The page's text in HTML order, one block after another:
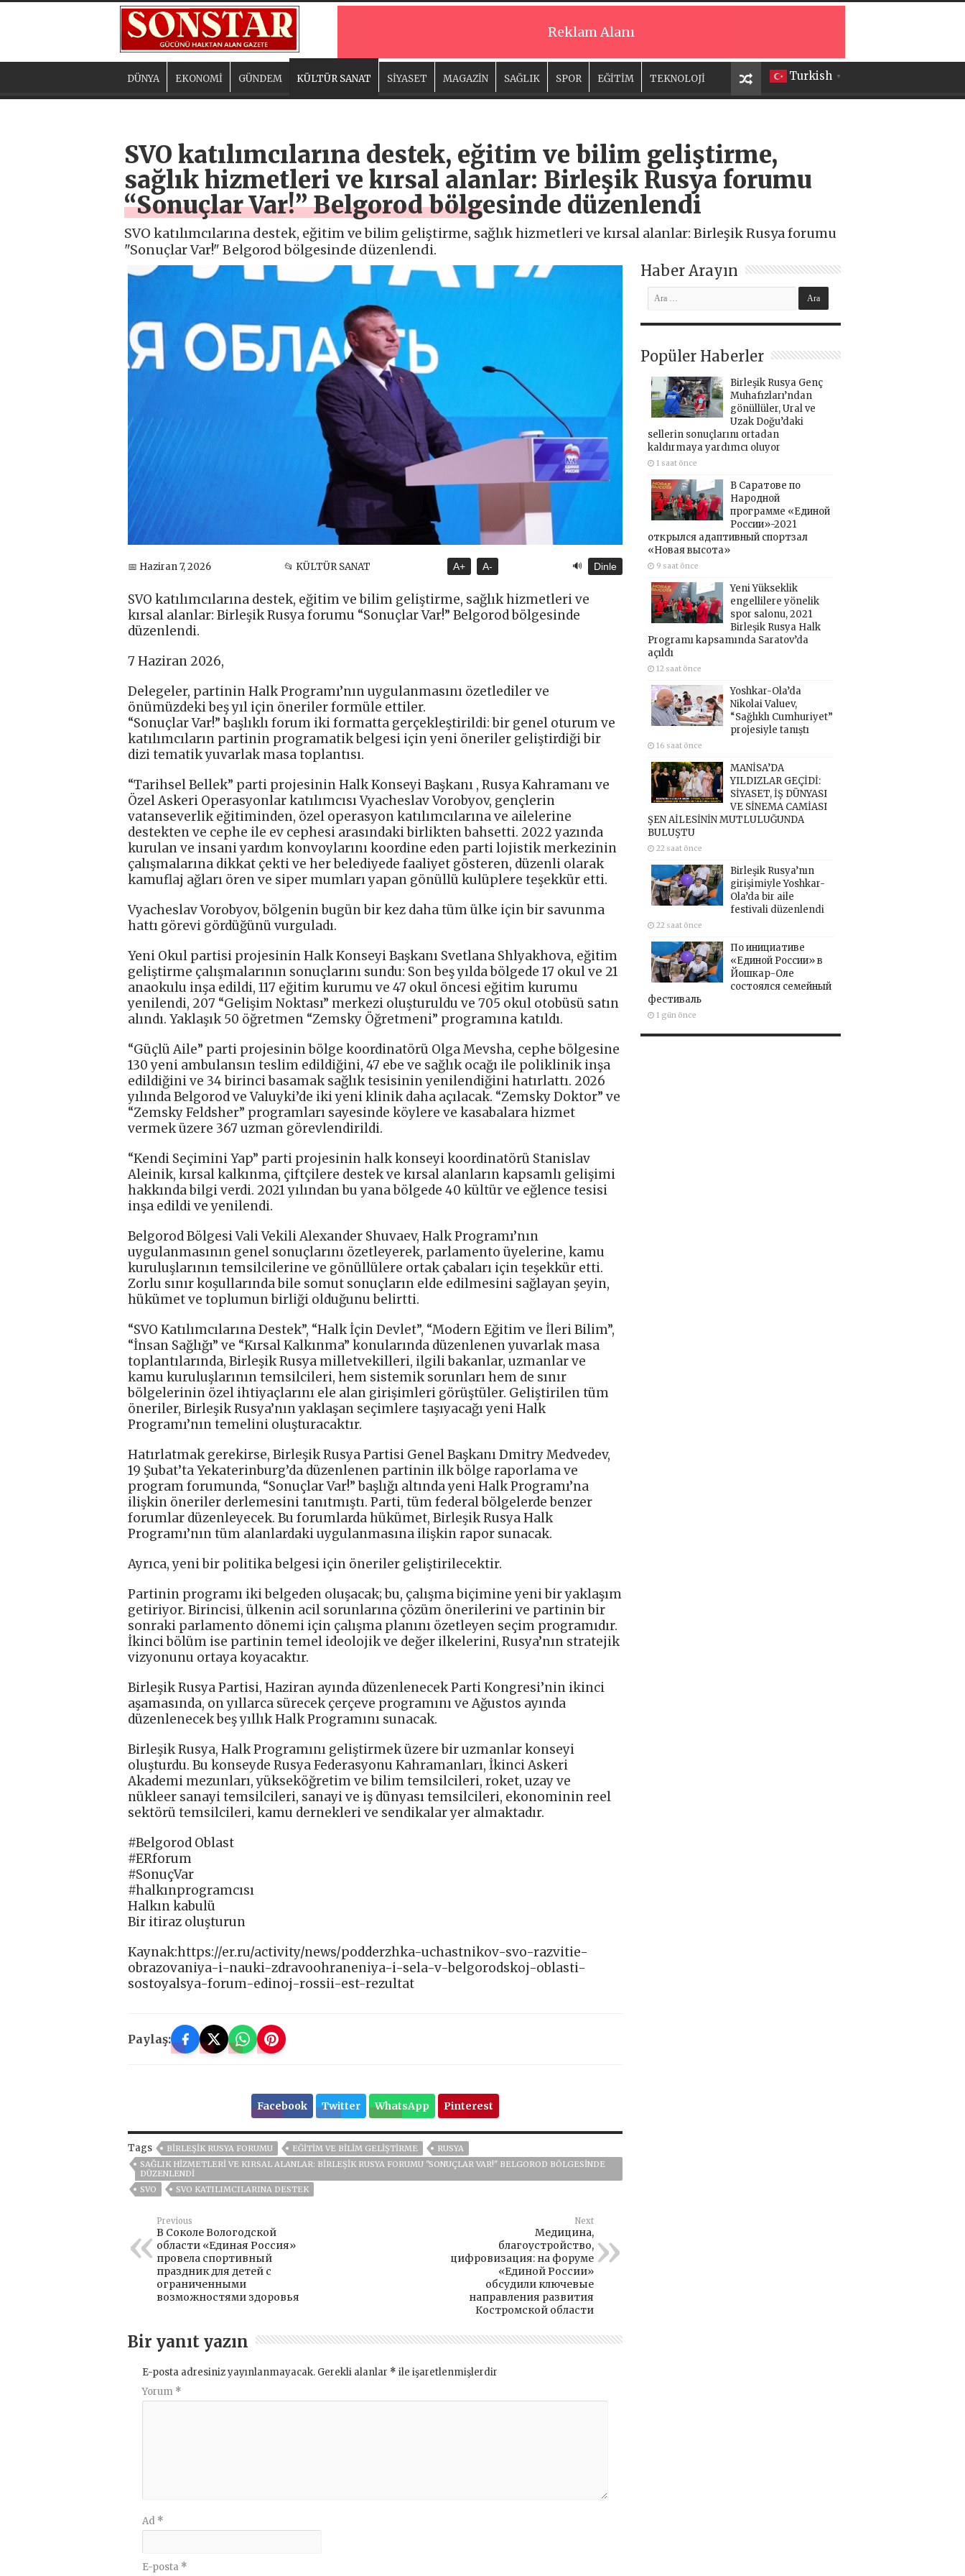
Reklam Alanı
Turkish ▼
DÜNYA EKONOMİ GÜNDEM KÜLTÜR SANAT SİYASET MAGAZİN SAĞLIK SPOR EĞİTİM TEKNOLOJİ
SVO katılımcılarına destek, eğitim ve bilim geliştirme,
sağlık hizmetleri ve kırsal alanlar: Birleşik Rusya forumu
“Sonuçlar Var!” Belgorod bölgesinde düzenlendi
SVO katılımcılarına destek, eğitim ve bilim geliştirme, sağlık hizmetleri ve kırsal alanlar: Birleşik Rusya forumu
"Sonuçlar Var!" Belgorod bölgesinde düzenlendi.
📅 Haziran 7, 2026 📂 KÜLTÜR SANAT A+ A- 🔊 Dinle
SVO katılımcılarına destek, eğitim ve bilim geliştirme, sağlık hizmetleri ve
kırsal alanlar: Birleşik Rusya forumu “Sonuçlar Var!” Belgorod bölgesinde
düzenlendi.
7 Haziran 2026,
Delegeler, partinin Halk Programı’nın uygulanmasını özetlediler ve
önümüzdeki beş yıl için öneriler formüle ettiler.
“Sonuçlar Var!” başlıklı forum iki formatta gerçekleştirildi: bir genel oturum ve
katılımcıların partinin programatik belgesi için yeni öneriler geliştirdiği bir
dizi tematik yuvarlak masa toplantısı.
“Tarihsel Bellek” parti projesinin Halk Konseyi Başkanı , Rusya Kahramanı ve
Özel Askeri Operasyonlar katılımcısı Vyacheslav Vorobyov, gençlerin
vatanseverlik eğitiminden, özel operasyon katılımcılarına ve ailelerine
destekten ve cephe ile ev cephesi arasındaki birlikten bahsetti. 2022 yazında
kurulan ve insani yardım konvoylarını koordine eden parti lojistik merkezinin
çalışmalarına dikkat çekti ve her belediyede faaliyet gösteren, düzenli olarak
kamuflaj ağları ören ve siper mumları yapan gönüllü kulüplere teşekkür etti.
Vyacheslav Vorobyov, bölgenin bugün bir kez daha tüm ülke için bir savunma
hattı görevi gördüğünü vurguladı.
Yeni Okul partisi projesinin Halk Konseyi Başkanı Svetlana Shlyakhova, eğitim
geliştirme çalışmalarının sonuçlarını sundu: Son beş yılda bölgede 17 okul ve 21
anaokulu inşa edildi, 117 eğitim kurumu ve 47 okul öncesi eğitim kurumu
yenilendi, 207 “Gelişim Noktası” merkezi oluşturuldu ve 705 okul otobüsü satın
alındı. Yaklaşık 50 öğretmen “Zemsky Öğretmeni” programına katıldı.
“Güçlü Aile” parti projesinin bölge koordinatörü Olga Mevsha, cephe bölgesine
130 yeni ambulansın teslim edildiğini, 47 ebe ve sağlık ocağı ile poliklinik inşa
edildiğini ve 34 birinci basamak sağlık tesisinin yenilendiğini hatırlattı. 2026
yılında Belgorod ve Valuyki’de iki yeni klinik daha açılacak. “Zemsky Doktor” ve
“Zemsky Feldsher” programları sayesinde köylere ve kasabalara hizmet
vermek üzere 367 uzman görevlendirildi.
“Kendi Seçimini Yap” parti projesinin halk konseyi koordinatörü Stanislav
Aleinik, kırsal kalkınma, çiftçilere destek ve kırsal alanların kapsamlı gelişimi
hakkında bilgi verdi. 2021 yılından bu yana bölgede 40 kültür ve eğlence tesisi
inşa edildi ve yenilendi.
Belgorod Bölgesi Vali Vekili Alexander Shuvaev, Halk Programı’nın
uygulanmasının genel sonuçlarını özetleyerek, parlamento üyelerine, kamu
kuruluşlarının temsilcilerine ve gönüllülere ortak çabaları için teşekkür etti.
Zorlu sınır koşullarında bile somut sonuçların elde edilmesini sağlayan şeyin,
hükümet ve toplumun birliği olduğunu belirtti.
“SVO Katılımcılarına Destek”, “Halk İçin Devlet”, “Modern Eğitim ve İleri Bilim”,
“İnsan Sağlığı” ve “Kırsal Kalkınma” konularında düzenlenen yuvarlak masa
toplantılarında, Birleşik Rusya milletvekilleri, ilgili bakanlar, uzmanlar ve
kamu kuruluşlarının temsilcileri, hem sistemik sorunları hem de sınır
bölgelerinin özel ihtiyaçlarını ele alan girişimleri görüştüler. Geliştirilen tüm
öneriler, Birleşik Rusya’nın yaklaşan seçimlere taşıyacağı yeni Halk
Programı’nın temelini oluşturacaktır.
Hatırlatmak gerekirse, Birleşik Rusya Partisi Genel Başkanı Dmitry Medvedev,
19 Şubat’ta Yekaterinburg’da düzenlenen partinin ilk bölge raporlama ve
program forumunda, “Sonuçlar Var!” başlığı altında yeni Halk Programı’na
ilişkin öneriler derlemesini tanıtmıştı. Parti, tüm federal bölgelerde benzer
forumlar düzenleyecek. Bu forumlarda hükümet, Birleşik Rusya Halk
Programı’nın tüm alanlardaki uygulanmasına ilişkin rapor sunacak.
Ayrıca, yeni bir politika belgesi için öneriler geliştirilecektir.
Partinin programı iki belgeden oluşacak; bu, çalışma biçimine yeni bir yaklaşım
getiriyor. Birincisi, ülkenin acil sorunlarına çözüm önerilerini ve partinin bir
sonraki parlamento dönemi için çalışma planını özetleyen seçim programıdır.
İkinci bölüm ise partinin temel ideolojik ve değer ilkelerini, Rusya’nın stratejik
vizyonunu ortaya koyacaktır.
Birleşik Rusya Partisi, Haziran ayında düzenlenecek Parti Kongresi’nin ikinci
aşamasında, on yıllarca sürecek çerçeve programını ve Ağustos ayında
düzenlenecek beş yıllık Halk Programını sunacak.
Birleşik Rusya, Halk Programını geliştirmek üzere bir uzmanlar konseyi
oluşturdu. Bu konseyde Rusya Federasyonu Kahramanları, İkinci Askeri
Akademi mezunları, yükseköğretim ve bilim temsilcileri, roket, uzay ve
nükleer sanayi temsilcileri, sanayi ve iş dünyası temsilcileri, ekonominin reel
sektörü temsilcileri, kamu dernekleri ve sendikalar yer almaktadır.
#Belgorod Oblast
#ERforum
#SonuçVar
#halkınprogramcısı
Halkın kabulü
Bir itiraz oluşturun
Kaynak:https://er.ru/activity/news/podderzhka-uchastnikov-svo-razvitie-
obrazovaniya-i-nauki-zdravoohraneniya-i-sela-v-belgorodskoj-oblasti-
sostoyalsya-forum-edinoj-rossii-est-rezultat
Paylaş:
Facebook Twitter WhatsApp Pinterest
Tags BIRLEŞIK RUSYA FORUMU EĞITIM VE BILIM GELIŞTIRME
RUSYA
SAĞLIK HIZMETLERI VE KIRSAL ALANLAR: BIRLEŞIK RUSYA FORUMU "SONUÇLAR VAR!" BELGOROD BÖLGESINDE
DÜZENLENDI
SVO
SVO KATILIMCILARINA DESTEK
Previous
В Соколе Вологодской
области «Единая Россия»
провела спортивный
праздник для детей с
ограниченными
возможностями здоровья
Next
Медицина,
благоустройство,
цифровизация: на форуме
«Единой России»
обсудили ключевые
направления развития
Костромской области
Bir yanıt yazın
E-posta adresiniz yayınlanmayacak. Gerekli alanlar * ile işaretlenmişlerdir
Yorum *
Ad *
E-posta *
Haber Arayın
Popüler Haberler
Birleşik Rusya Genç
Muhafızları’ndan
gönüllüler, Ural ve
Uzak Doğu’daki
sellerin sonuçlarını ortadan
kaldırmaya yardımcı oluyor
1 saat önce
В Саратове по
Народной
программе «Единой
России»-2021
открылся адаптивный спортзал
«Новая высота»
9 saat önce
Yeni Yükseklik
engellilere yönelik
spor salonu, 2021
Birleşik Rusya Halk
Programı kapsamında Saratov’da
açıldı
12 saat önce
Yoshkar-Ola’da
Nikolai Valuev,
“Sağlıklı Cumhuriyet”
projesiyle tanıştı
16 saat önce
MANİSA’DA
YILDIZLAR GEÇİDİ:
SİYASET, İŞ DÜNYASI
VE SİNEMA CAMİASI
ŞEN AİLESİNİN MUTLULUĞUNDA
BULUŞTU
22 saat önce
Birleşik Rusya’nın
girişimiyle Yoshkar-
Ola’da bir aile
festivali düzenlendi
22 saat önce
По инициативе
«Единой России» в
Йошкар-Оле
состоялся семейный
фестиваль
1 gün önce